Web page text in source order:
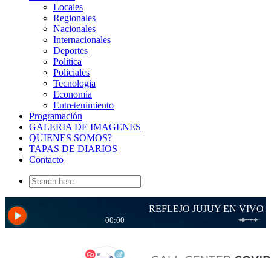
Locales
Regionales
Nacionales
Internacionales
Deportes
Politica
Policiales
Tecnologia
Economia
Entretenimiento
Programación
GALERIA DE IMAGENES
QUIENES SOMOS?
TAPAS DE DIARIOS
Contacto
Search
for: